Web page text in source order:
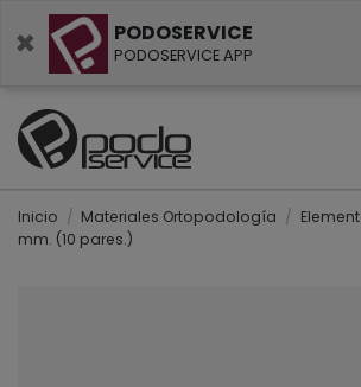
× PODOSERVICE
PODOSERVICE APP
Inicio Materiales Ortopodología
mm. (10 pares.)